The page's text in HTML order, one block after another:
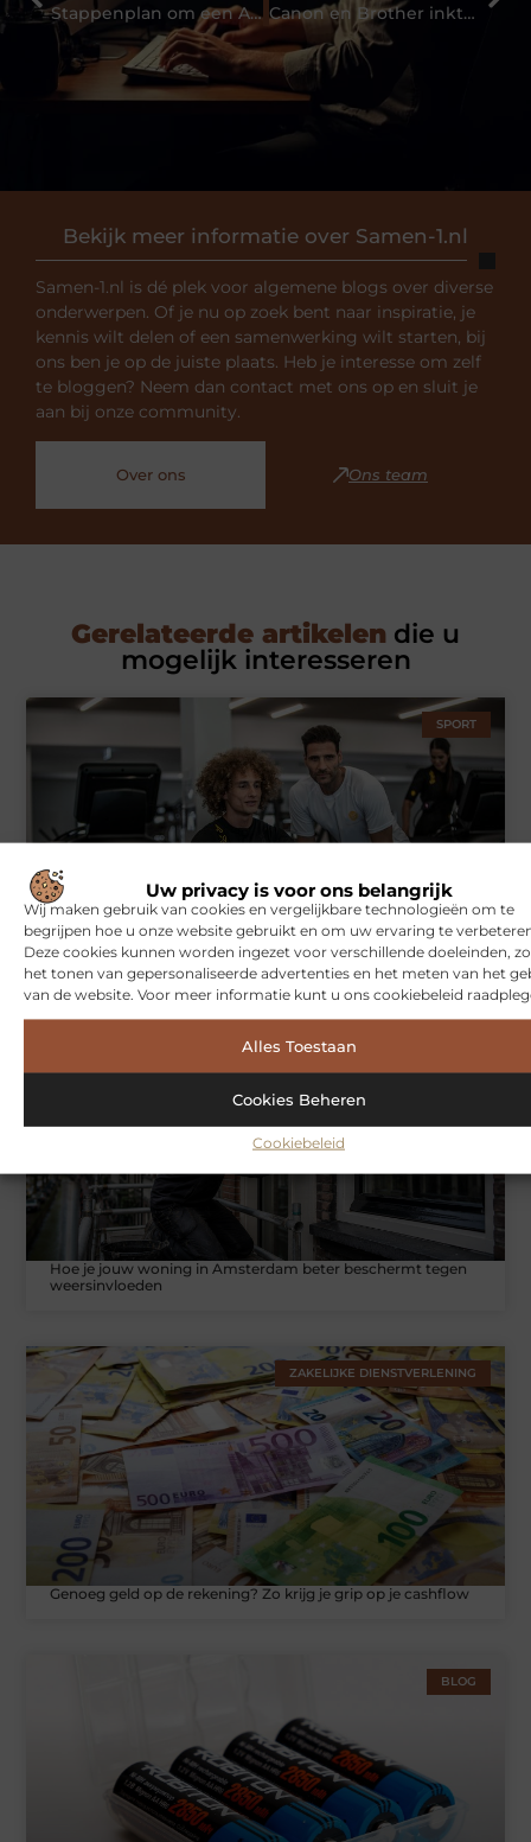
Uw privacy is voor ons belangrijk
Wij maken gebruik van cookies en vergelijkbare technologieën om te
begrijpen hoe u onze website gebruikt en om uw ervaring te
Deze cookies kunnen worden ingezet voor verschillende doeleinden,
het tonen van gepersonaliseerde advertenties en het meten van het
van de website. Voor meer informatie kunt u ons cookiebeleid
Alles Toestaan
Cookies Beheren
Cookiebeleid
Bekijk meer informatie over Samen-1.nl
Samen-1.nl is dé plek voor algemene blogs over diverse
onderwerpen. Of je nu op zoek bent naar inspiratie, je
kennis wilt delen of een samenwerking wilt starten, bij
ons ben je op de juiste plaats. Heb je interesse om zelf
te bloggen? Neem dan contact met ons op en sluit je
aan bij onze community.
Over ons Ons team
Stappenplan om een Atlas fiets te kopen Canon en Brother inktpatronen voor de allerbeste prijs
Gerelateerde artikelen die u
mogelijk interesseren
SPORT
Symbiont360: Innovatieve EMS-training in Utrecht voor een
effectieve workout
Hoe je jouw woning in Amsterdam beter beschermt tegen
weersinvloeden
ZAKELIJKE DIENSTVERLENING
Genoeg geld op de rekening? Zo krijg je grip op je cashflow
BLOG